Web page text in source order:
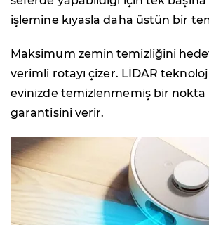
işlemine kıyasla daha üstün bir
Maksimum zemin temizliğini
verimli rotayı çizer. LİDAR
evinizde temizlenmemiş bir nokta
garantisini verir.